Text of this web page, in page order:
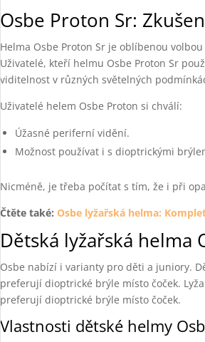
Osbe Proton Sr:
Helma Osbe Proton Sr je oblíbenou
Uživatelé, kteří helmu Osbe Proton Sr
viditelnost v různých světelných
Uživatelé helem Osbe Proton si chválí:
Úžasné periferní vidění.
Možnost používat i s dioptrickými
Nicméně, je třeba počítat s tím, že i při
Čtěte také: Osbe lyžařská helma:
Dětská lyžařská helma
Osbe nabízí i varianty pro děti a juniory.
preferují dioptrické brýle místo čoček.
preferují dioptrické brýle místo čoček.
Vlastnosti dětské helmy